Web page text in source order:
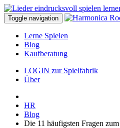
Toggle navigation
Lerne Spielen
Blog
Kaufberatung
LOGIN zur Spielfabrik
Über
HR
Blog
Die 11 häufigsten Fragen